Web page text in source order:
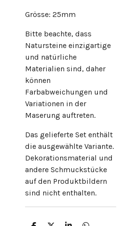
Grösse: 25mm
Bitte beachte, dass
Natursteine einzigartige
und natürliche
Materialien sind, daher
können
Farbabweichungen und
Variationen in der
Maserung auftreten.
Das gelieferte Set enthält
die ausgewählte Variante.
Dekorationsmaterial und
andere Schmuckstücke
auf den Produktbildern
sind nicht enthalten.